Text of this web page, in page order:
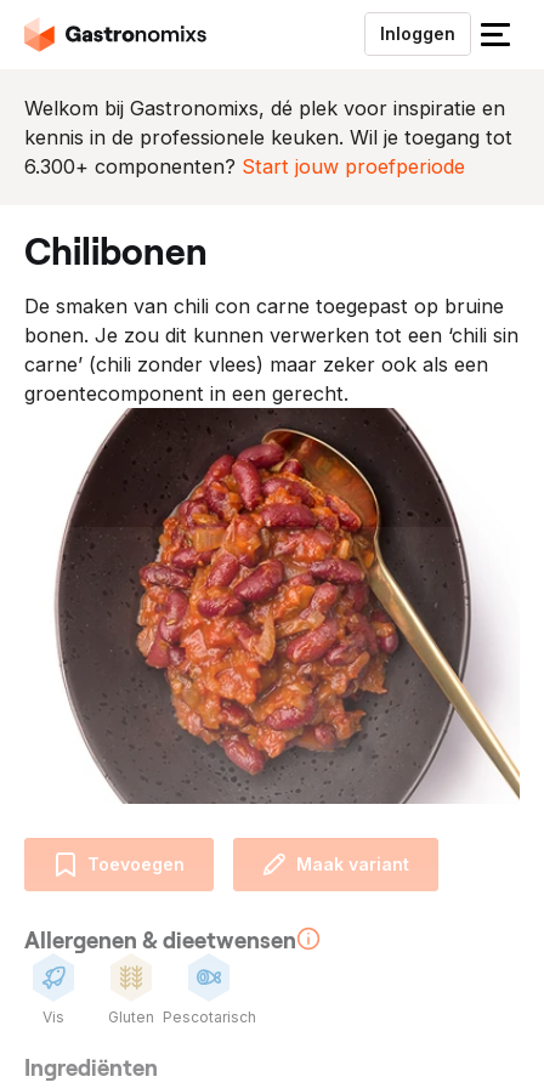
Inloggen
S
u
i
e
n
u
Welkom bij Gastronomixs, dé plek voor inspiratie en
kennis in de professionele keuken. Wil je toegang tot
6.300+ componenten? Start jouw proefperiode
chilibonen
De smaken van chili con carne toegepast op bruine
bonen. Je zou dit kunnen verwerken tot een ‘chili sin
carne’ (chili zonder vlees) maar zeker ook als een
groentecomponent in een gerecht.
Toevoegen Maak variant
Allergenen & dieetwensen
Vis Gluten Pescotarisch
Ingrediënten